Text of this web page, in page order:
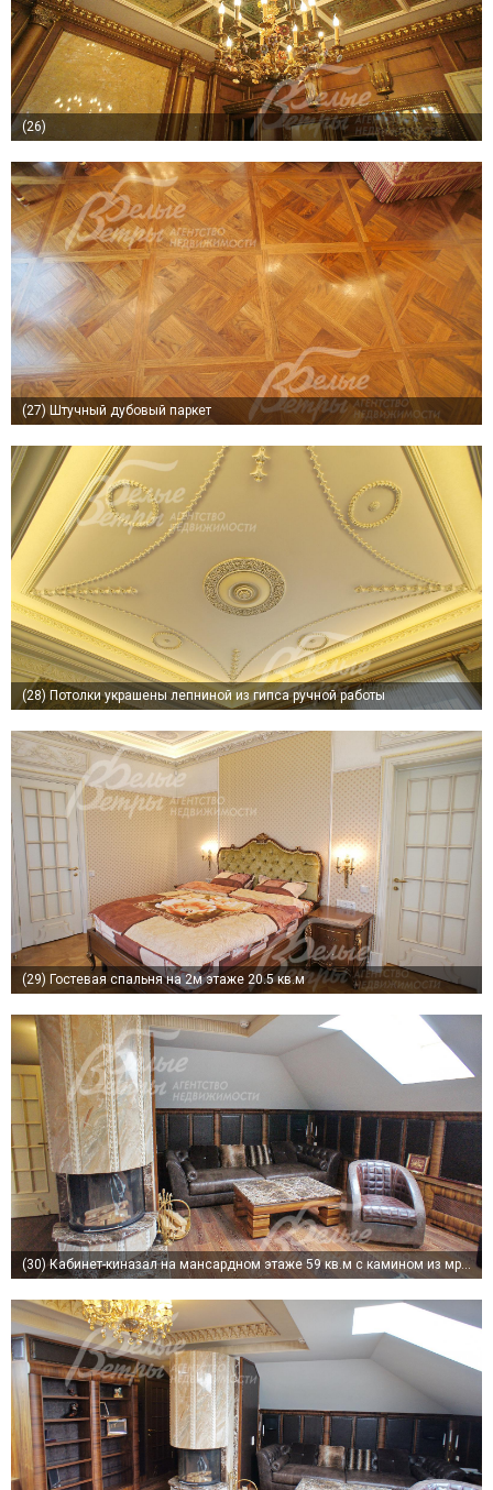
(26)
(27) Штучный дубовый паркет
(28) Потолки украшены лепниной из гипса ручной работы
(29) Гостевая спальня на 2м этаже 20.5 кв.м
(30)Кабинет-киназал на мансардном этаже 59 кв.м с камином из мрамора